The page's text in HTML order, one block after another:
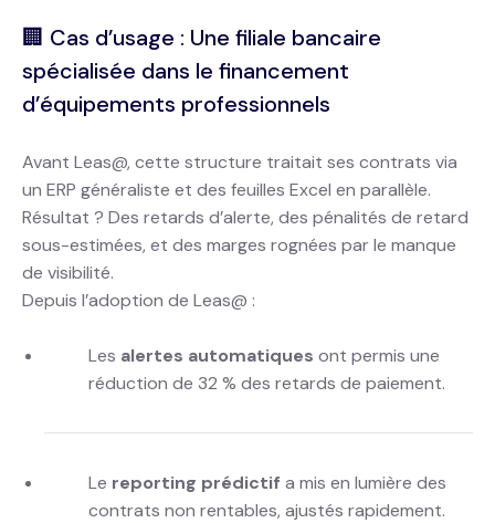
🏢 Cas d’usage : Une filiale bancaire
spécialisée dans le financement
d’équipements professionnels
Avant Leas@, cette structure traitait ses contrats via
un ERP généraliste et des feuilles Excel en parallèle.
Résultat ? Des retards d’alerte, des pénalités de retard
sous-estimées, et des marges rognées par le manque
de visibilité.
Depuis l’adoption de Leas@ :
Les alertes automatiques ont permis une
réduction de 32 % des retards de paiement.
Le reporting prédictif a mis en lumière des
contrats non rentables, ajustés rapidement.